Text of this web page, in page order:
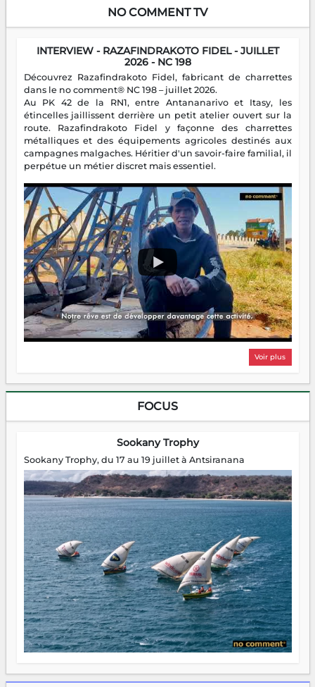
NO COMMENT TV
INTERVIEW - RAZAFINDRAKOTO FIDEL - JUILLET
2026 - NC 198
Découvrez Razafindrakoto Fidel, fabricant de charrettes
dans le no comment® NC 198 – juillet 2026.
Au PK 42 de la RN1, entre Antananarivo et Itasy, les
étincelles jaillissent derrière un petit atelier ouvert sur la
route. Razafindrakoto Fidel y façonne des charrettes
métalliques et des équipements agricoles destinés aux
campagnes malgaches. Héritier d'un savoir-faire familial, il
perpétue un métier discret mais essentiel.
Voir plus
FOCUS
Sookany Trophy
Sookany Trophy, du 17 au 19 juillet à Antsiranana